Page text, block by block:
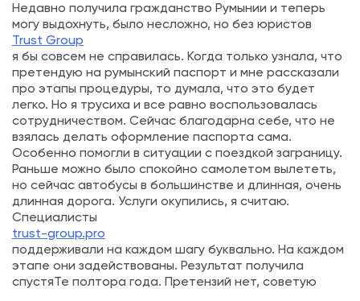
Недавно получила гражданство Румынии и теперь
могу выдохнуть, было несложно, но без юристов
Trust Group
я бы совсем не справилась. Когда только узнала, что
претендую на румынский паспорт и мне рассказали
про этапы процедуры, то думала, что это будет
легко. Но я трусиха и все равно воспользовалась
сотрудничеством. Сейчас благодарна себе, что не
взялась делать оформление паспорта сама.
Особенно помогли в ситуации с поездкой заграницу.
Раньше можно было спокойно самолетом вылететь,
но сейчас автобусы в большинстве и длинная, очень
длинная дорога. Услуги окупились, я считаю.
Специалисты
trust-group.pro
поддерживали на каждом шагу буквально. На каждом
этапе они задействованы. Результат получила
спустяТе полтора года. Претензий нет, советую